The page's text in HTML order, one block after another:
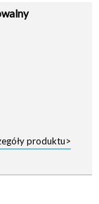
produktu>